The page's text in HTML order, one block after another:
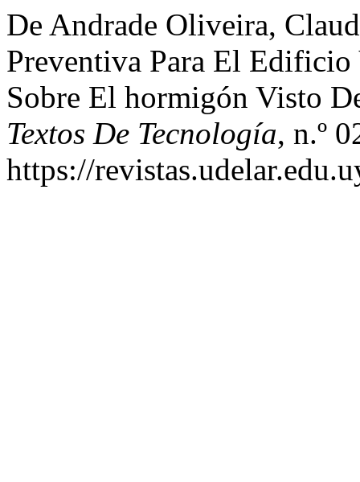
De Andrade Oliveira,
Preventiva Para El
Sobre El hormigón Visto
Textos De Tecnología, n.º
https://